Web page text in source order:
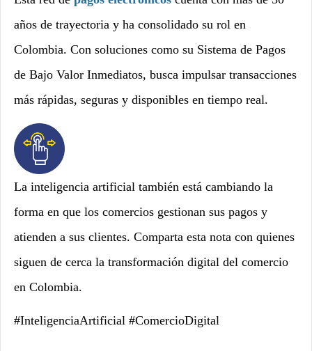
años de trayectoria y ha consolidado su rol en
Colombia. Con soluciones como su Sistema de Pagos
de Bajo Valor Inmediatos, busca impulsar transacciones
más rápidas, seguras y disponibles en tiempo real.
La inteligencia artificial también está cambiando la
forma en que los comercios gestionan sus pagos y
atienden a sus clientes. Comparta esta nota con quienes
siguen de cerca la transformación digital del comercio
en Colombia.
#InteligenciaArtificial #ComercioDigital